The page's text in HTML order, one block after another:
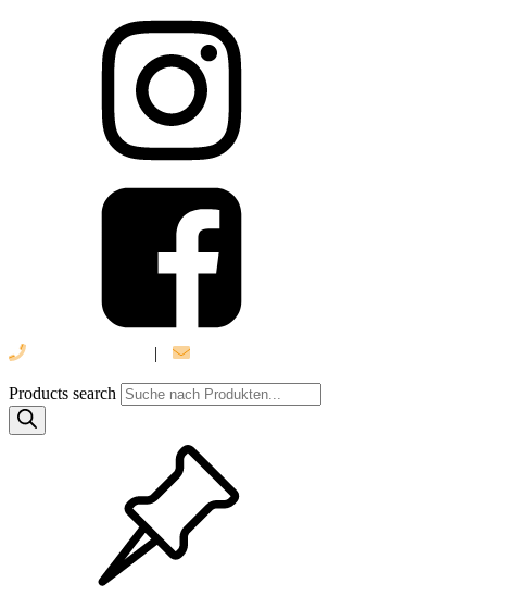
|
Products search